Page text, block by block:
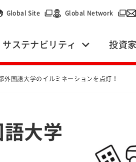
ィンドウで開く）
Global Site（別ウィンドウで開く）
Global Network （別ウ
サステナビリティ 投資
外国語大学のイルミネーションを点灯！
語大学